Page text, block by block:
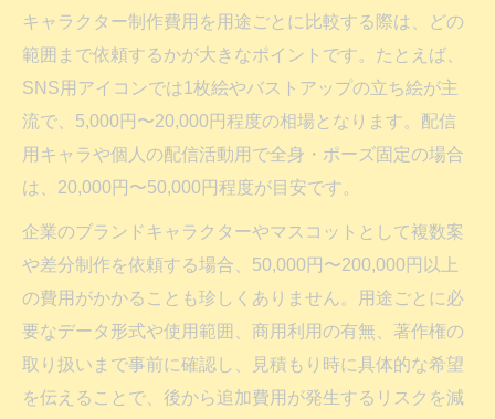
キャラクター制作費用を用途ごとに比較する際は、どの
範囲まで依頼するかが大きなポイントです。たとえば、
SNS用アイコンでは1枚絵やバストアップの立ち絵が主
流で、5,000円〜20,000円程度の相場となります。配信
用キャラや個人の配信活動用で全身・ポーズ固定の場合
は、20,000円〜50,000円程度が目安です。
企業のブランドキャラクターやマスコットとして複数案
や差分制作を依頼する場合、50,000円〜200,000円以上
の費用がかかることも珍しくありません。用途ごとに必
要なデータ形式や使用範囲、商用利用の有無、著作権の
取り扱いまで事前に確認し、見積もり時に具体的な希望
を伝えることで、後から追加費用が発生するリスクを減